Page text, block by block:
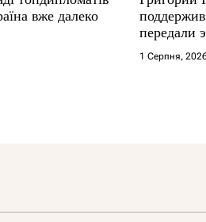
вже далеко
передали
1 Серпня,